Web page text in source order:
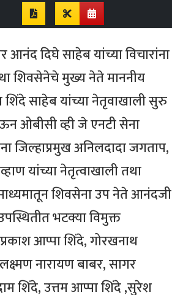
आनंद दिघे साहेब यांच्या विचारांना
तथा शिवसेनेचे मुख्य नेते माननीय
साहेब यांच्या नेतृवाखाली सुरु
ओबीसी व्ही जे एनटी सेना
जिल्हाप्रमुख अनिलदादा जगताप,
यांच्या नेतृत्वाखाली तथा
शिवसेना उप नेते आनंदजी
भटक्या विमुक्त
आप्पा शिंदे, गोरखनाथ
नारायण बाबर, सागर
शिंदे, उत्तम आप्पा शिंदे ,सुरेश